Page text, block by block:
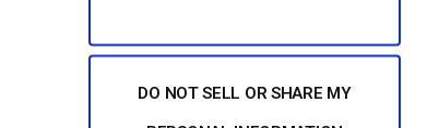
DO NOT SELL OR SHARE MY